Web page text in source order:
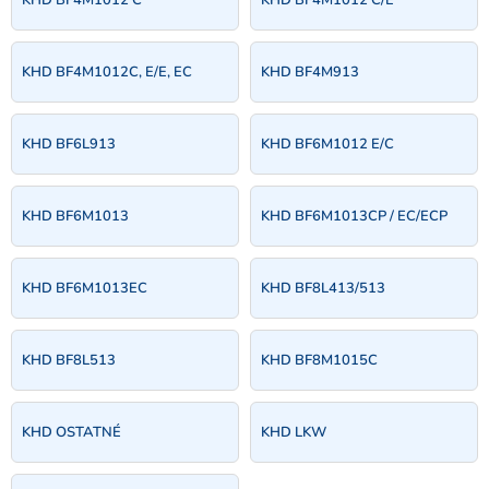
KHD BF4M1012C, E/E, EC KHD BF4M913
KHD BF6L913 KHD BF6M1012 E/C
KHD BF6M1013 KHD BF6M1013CP / EC/ECP
KHD BF6M1013EC KHD BF8L413/513
KHD BF8L513 KHD BF8M1015C
KHD OSTATNÉ KHD LKW